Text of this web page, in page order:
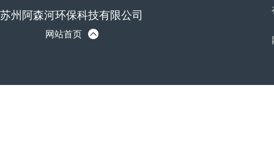
苏州阿森河环保科技有限公司
网站首页